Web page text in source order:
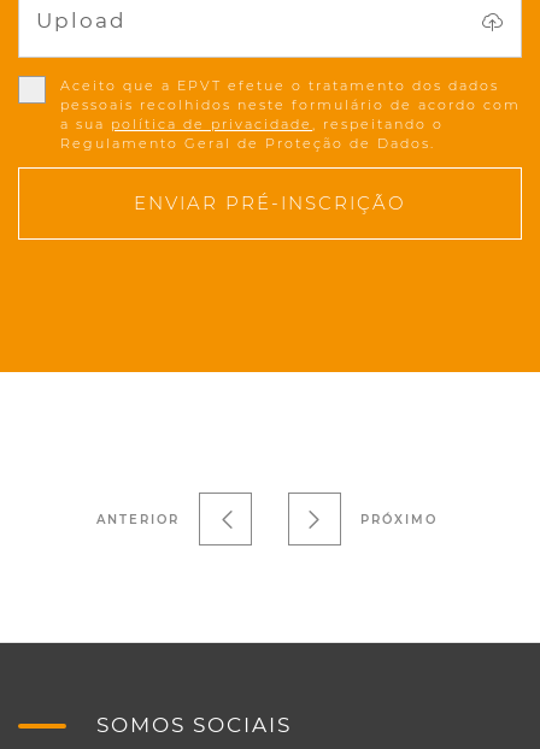
Upload
Aceito que a EPVT efetue o tratamento dos dados
pessoais recolhidos neste formulário de acordo com
a sua política de privacidade , respeitando o
Regulamento Geral de Proteção de Dados.
ENVIAR PRÉ-INSCRIÇÃO
ANTERIOR PRÓXIMO
SOMOS SOCIAIS